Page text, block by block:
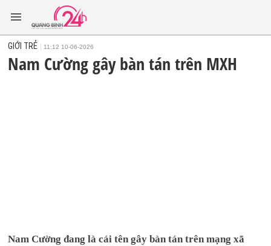
GIỚI TRẺ 11:12 10-06-2026
Nam Cường gây bàn tán trên MXH
Nam Cường đang là cái tên gây bàn tán trên mạng xã